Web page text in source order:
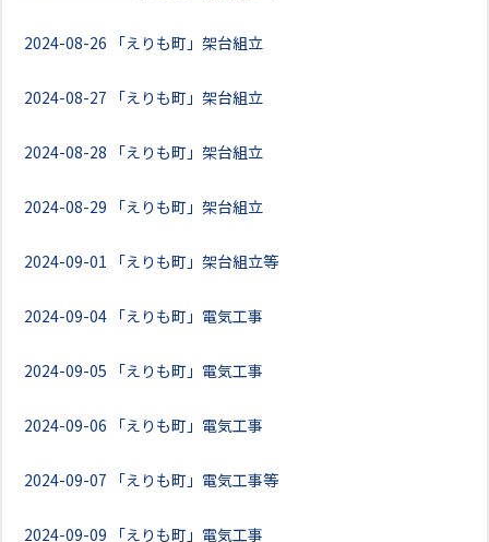
2024-08-26 「えりも町」架台組立
2024-08-27 「えりも町」架台組立
2024-08-28 「えりも町」架台組立
2024-08-29 「えりも町」架台組立
2024-09-01 「えりも町」架台組立等
2024-09-04 「えりも町」電気工事
2024-09-05 「えりも町」電気工事
2024-09-06 「えりも町」電気工事
2024-09-07 「えりも町」電気工事等
2024-09-09 「えりも町」電気工事